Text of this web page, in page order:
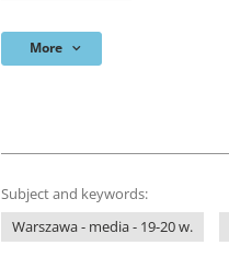
More
Subject and keywords:
Warszawa - media - 19-20 w.